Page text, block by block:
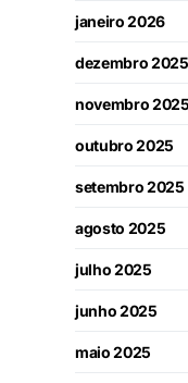
janeiro 2026
dezembro 2025
novembro 2025
outubro 2025
setembro 2025
agosto 2025
julho 2025
junho 2025
maio 2025